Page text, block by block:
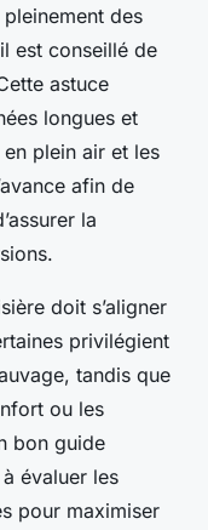
des
est conseillé de
astuce
longues et
plein air et les
afin de
la
doit s’aligner
privilégient
tandis que
ou les
bon guide
évaluer les
pour maximiser